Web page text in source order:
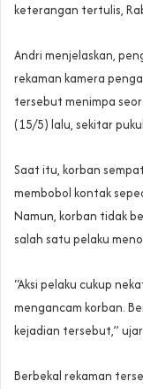
keterangan tertulis,
Andri menjelaskan,
rekaman kamera
tersebut menimpa
(15/5) lalu, sekitar
Saat itu, korban
membobol kontak
Namun, korban tidak
salah satu pelaku
“Aksi pelaku cukup
mengancam korban.
kejadian tersebut,”
Berbekal rekaman